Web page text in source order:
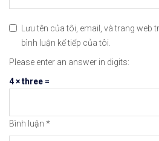
Lưu tên của tôi, email, và trang web
bình luận kế tiếp của tôi.
Please enter an answer in digits:
4 × three =
Bình luận *